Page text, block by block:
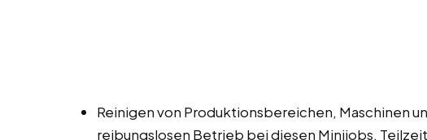
Reinigen von Produktionsbereichen, Maschinen
reibungslosen Betrieb bei diesen Minijobs,